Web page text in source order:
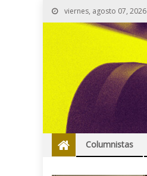
viernes, agosto 07, 2026
Columnistas